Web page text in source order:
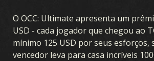
O OCC: Ultimate apresenta um
USD - cada jogador que chegou ao
mínimo 125 USD por seus esforços,
vencedor leva para casa incríveis